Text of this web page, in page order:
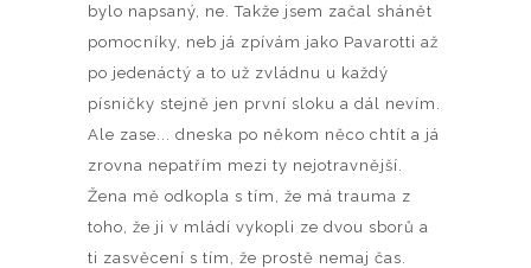
bylo napsaný, ne. Takže jsem začal shánět
pomocníky, neb já zpívám jako Pavarotti až
po jedenáctý a to už zvládnu u každý
písničky stejně jen první sloku a dál nevím.
Ale zase... dneska po někom něco chtít a já
zrovna nepatřím mezi ty nejotravnější.
Žena mě odkopla s tím, že má trauma z
toho, že ji v mládí vykopli ze dvou sborů a
ti zasvěcení s tím, že prostě nemaj čas.